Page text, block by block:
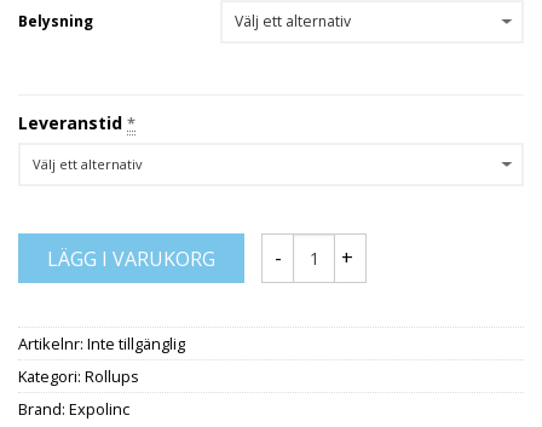
Belysning
Leveranstid *
LÄGG I VARUKORG
Artikelnr: Inte tillgänglig
Kategori: Rollups
Brand: Expolinc